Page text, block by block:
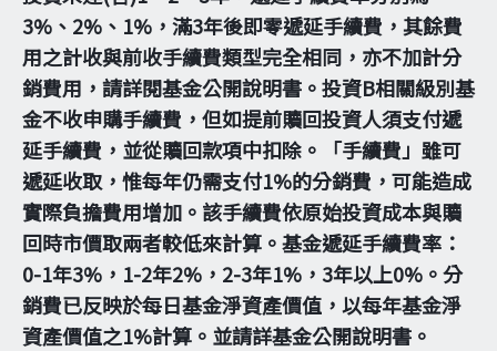
3%、2%、1%，滿3年後即零遞延手續費，其餘費
用之計收與前收手續費類型完全相同，亦不加計分
銷費用，請詳閱基金公開說明書。投資B相關級別基
金不收申購手續費，但如提前贖回投資人須支付遞
延手續費，並從贖回款項中扣除。「手續費」雖可
遞延收取，惟每年仍需支付1%的分銷費，可能造成
實際負擔費用增加。該手續費依原始投資成本與贖
回時市價取兩者較低來計算。基金遞延手續費率：
0-1年3%，1-2年2%，2-3年1%，3年以上0%。分
銷費已反映於每日基金淨資產價值，以每年基金淨
資產價值之1%計算。並請詳基金公開說明書。